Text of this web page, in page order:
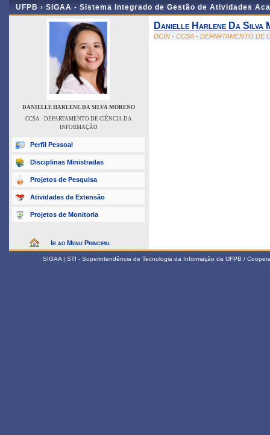
UFPB › SIGAA - Sistema Integrado de Gestão de Atividades
DANIELLE HARLENE DA SILVA MORENO
CCSA - DEPARTAMENTO DE CIÊNCIA DA
INFORMAÇÃO
Perfil Pessoal
Disciplinas Ministradas
Projetos de Pesquisa
Atividades de Extensão
Projetos de Monitoria
Ir ao Menu Principal
Danielle Harlene Da Silva
DCIN - CCSA - DEPARTAMENTO DE
SIGAA | STI - Superintendência de Tecnologia da Informação da UFPB /